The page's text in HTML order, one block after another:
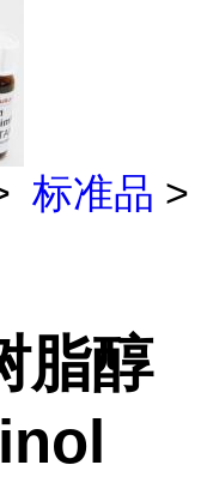
标准品 >
脂醇